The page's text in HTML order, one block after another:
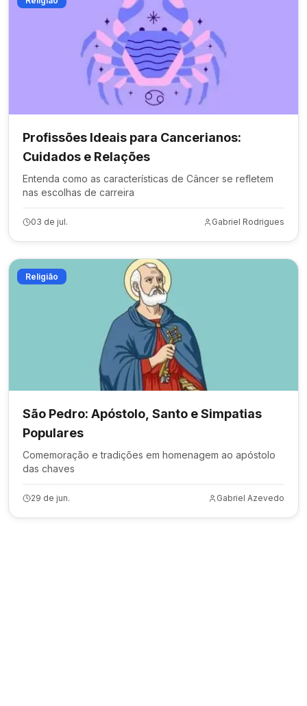
Profissões Ideais para Cancerianos:
Cuidados e Relações
Entenda como as características de Câncer se refletem
nas escolhas de carreira
03 de jul. Gabriel Rodrigues
Religião
São Pedro: Apóstolo, Santo e Simpatias
Populares
Comemoração e tradições em homenagem ao apóstolo
das chaves
29 de jun. Gabriel Azevedo